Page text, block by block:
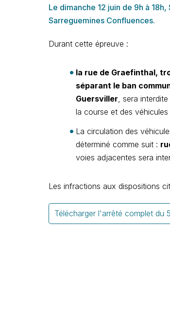
Le dimanche 12 juin de 9h à
Sarreguemines Confluences.
Durant cette épreuve :
la rue de Graefinthal,
séparant le ban
Guersviller, sera
la course et des véhicules
La circulation des
déterminé comme suit :
voies adjacentes sera
Les infractions aux dispositions
Télécharger l'arrêté complet du